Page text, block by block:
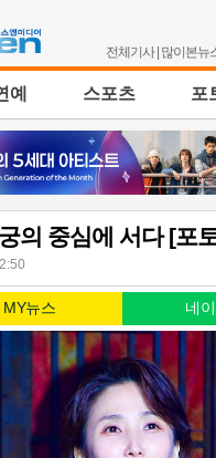
전체기사| 많이본뉴
예 스포츠 포
의 중심에 서다 [포
MY뉴스 네